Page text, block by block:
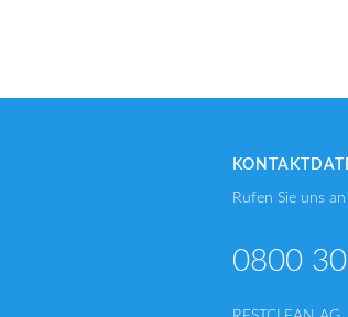
Rufen Sie uns
0800